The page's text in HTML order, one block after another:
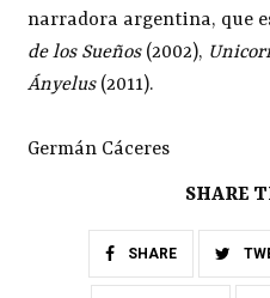
narradora argentina, que
de los Sueños(2002),
Ányelus (2011).
Germán Cáceres
SHARE
SHARE